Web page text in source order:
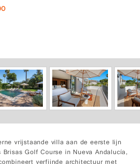
vrijstaande villa aan de eerste lijn
Golf Course in Nueva Andalucía,